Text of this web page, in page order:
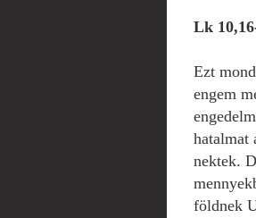
Lk
Ezt
engem
hatalmat
nektek.
földnek